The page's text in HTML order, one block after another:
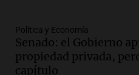
Episodios
Audio."Tiene que
reglamentación":
Política y Economía
Senado: el Gobierno
propiedad privada,
capítulo